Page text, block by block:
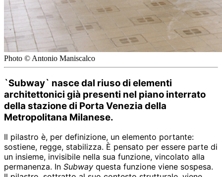
Photo © Antonio Maniscalco
`Subway` nasce dal riuso di elementi
architettonici già presenti nel piano interrato
della stazione di Porta Venezia della
Metropolitana Milanese.
Il pilastro è, per definizione, un elemento portante:
sostiene, regge, stabilizza. È pensato per essere parte di
un insieme, invisibile nella sua funzione, vincolato alla
permanenza. In Subway questa funzione viene sospesa.